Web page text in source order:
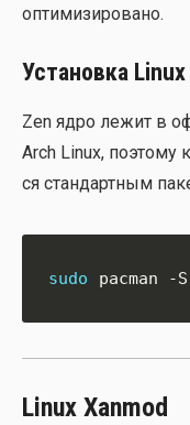
опти­ми­зи­ро­ва­но.
Установка
Zen ядро лежит в
Arch Linux, поэто­му
ся стан­дарт­ным
sudo pacman
Linux Xanmod